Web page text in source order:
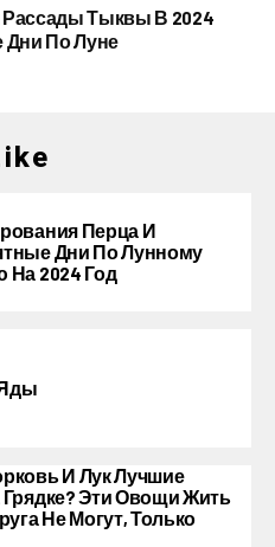
Тыквы В 2024
Дни По Луне
Перца И
Дни По Лунному
На 2024 Год
И Лук Лучшие
Эти Овощи Жить
Не Могут, Только